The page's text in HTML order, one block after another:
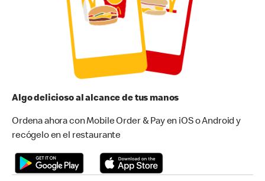
Algo delicioso al alcance de tus manos
Ordena ahora con Mobile Order & Pay en iOS o Android y
recógelo en el restaurante